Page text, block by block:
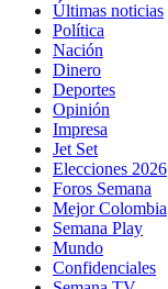
Últimas noticias
Política
Nación
Dinero
Deportes
Opinión
Impresa
Jet Set
Elecciones 2026
Foros Semana
Mejor Colombia
Semana Play
Mundo
Confidenciales